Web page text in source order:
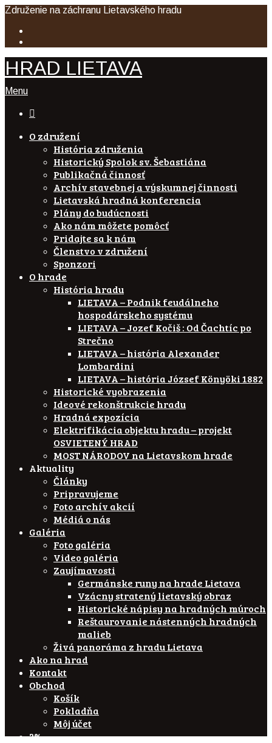
Združenie na záchranu Lietavského hradu
HRAD LIETAVA
Menu

O združení
História združenia
Historický Spolok sv. Šebastiána
Publikačná činnosť
Archív stavebnej a výskumnej činnosti
Lietavská hradná konferencia
Plány do budúcnosti
Ako nám môžete pomôcť
Pridajte sa k nám
Členstvo v združení
Sponzori
O hrade
História hradu
LIETAVA – Podnik feudálneho
hospodárskeho systému
LIETAVA – Jozef Kočiš : Od Čachtíc po
Strečno
LIETAVA – história Alexander
Lombardini
LIETAVA – história József Könyöki 1882
Historické vyobrazenia
Ideové rekonštrukcie hradu
Hradná expozícia
Elektrifikácia objektu hradu – projekt
OSVIETENÝ HRAD
MOST NÁRODOV na Lietavskom hrade
Aktuality
Články
Pripravujeme
Foto archív akcií
Médiá o nás
Galéria
Foto galéria
Video galéria
Zaujímavosti
Germánske runy na hrade Lietava
Vzácny stratený lietavský obraz
Historické nápisy na hradných múroch
Reštaurovanie nástenných hradných
malieb
Živá panoráma z hradu Lietava
Ako na hrad
Kontakt
Obchod
Košík
Pokladňa
Môj účet
2%